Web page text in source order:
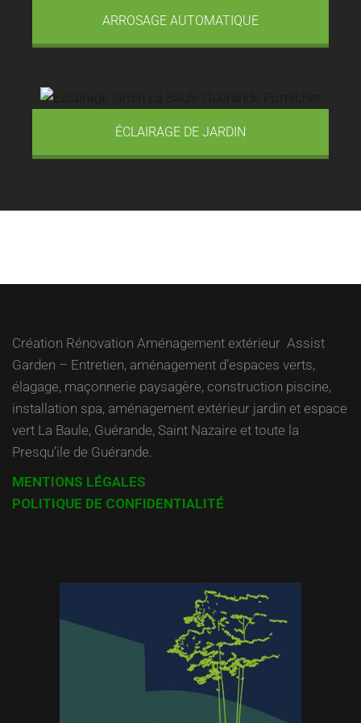
ARROSAGE AUTOMATIQUE
ÉCLAIRAGE DE JARDIN
Création Rénovation Aménagement extérieur Assist
Garden – Entretien, aménagement d’espaces verts,
élagage, maçonnerie paysagère, construction piscine,
installation spa, aménagement extérieur jardin et espace
vert La Baule, Guérande, Saint Nazaire et toute la
Presqu’ile de Guérande.
MENTIONS LÉGALES
POLITIQUE DE CONFIDENTIALITÉ